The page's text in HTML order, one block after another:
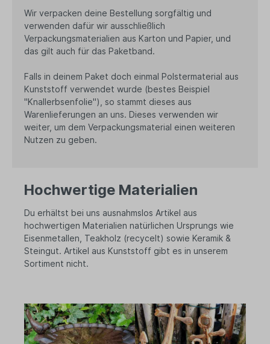
Wir verpacken deine Bestellung sorgfältig und
verwenden dafür wir ausschließlich
Verpackungsmaterialien aus Karton und Papier, und
das gilt auch für das Paketband.
Falls in deinem Paket doch einmal Polstermaterial aus
Kunststoff verwendet wurde (bestes Beispiel
"Knallerbsenfolie"), so stammt dieses aus
Warenlieferungen an uns. Dieses verwenden wir
weiter, um dem Verpackungsmaterial einen weiteren
Nutzen zu geben.
Hochwertige Materialien
Du erhältst bei uns ausnahmslos Artikel aus
hochwertigen Materialien natürlichen Ursprungs wie
Eisenmetallen, Teakholz (recycelt) sowie Keramik &
Steingut. Artikel aus Kunststoff gibt es in unserem
Sortiment nicht.